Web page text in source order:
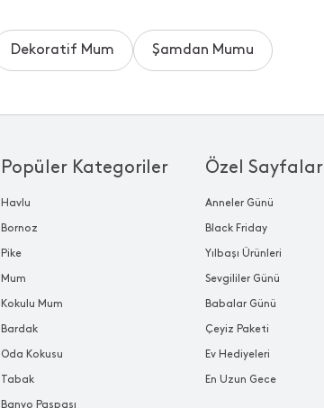
Dekoratif Mum Şamdan Mumu
Popüler Kategoriler
Havlu
Bornoz
Pike
Mum
Kokulu Mum
Bardak
Oda Kokusu
Tabak
Banyo Paspası
Özel Sayfalar
Anneler Günü
Black Friday
Yılbaşı Ürünleri
Sevgililer Günü
Babalar Günü
Çeyiz Paketi
Ev Hediyeleri
En Uzun Gece